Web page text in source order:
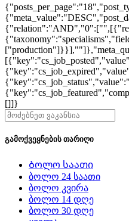
[]]}
გამოქვეყნების თარიღი
Ბოლო საათი
ბოლო 24 საათი
ბოლო კვირა
ბოლო 14 დღე
ბოლო 30 დღე